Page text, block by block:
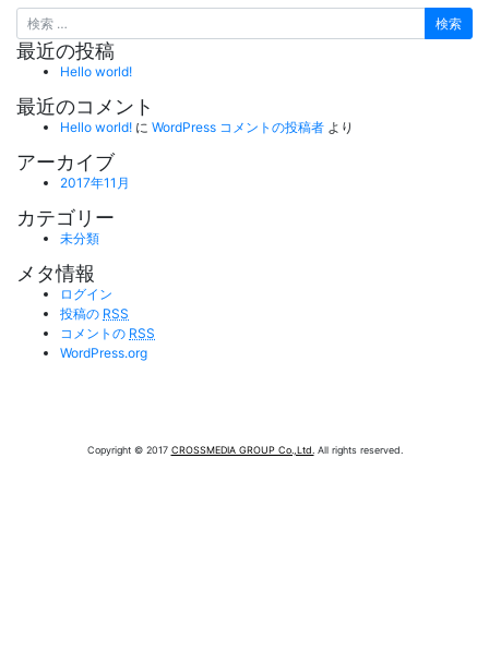
最近の投稿
Hello world!
最近のコメント
Hello world! に WordPress コメントの投稿者 より
アーカイブ
2017年11月
カテゴリー
未分類
メタ情報
ログイン
投稿の RSS
コメントの RSS
WordPress.org
Copyright © 2017 CROSSMEDIA GROUP Co.,Ltd. All rights reserved.